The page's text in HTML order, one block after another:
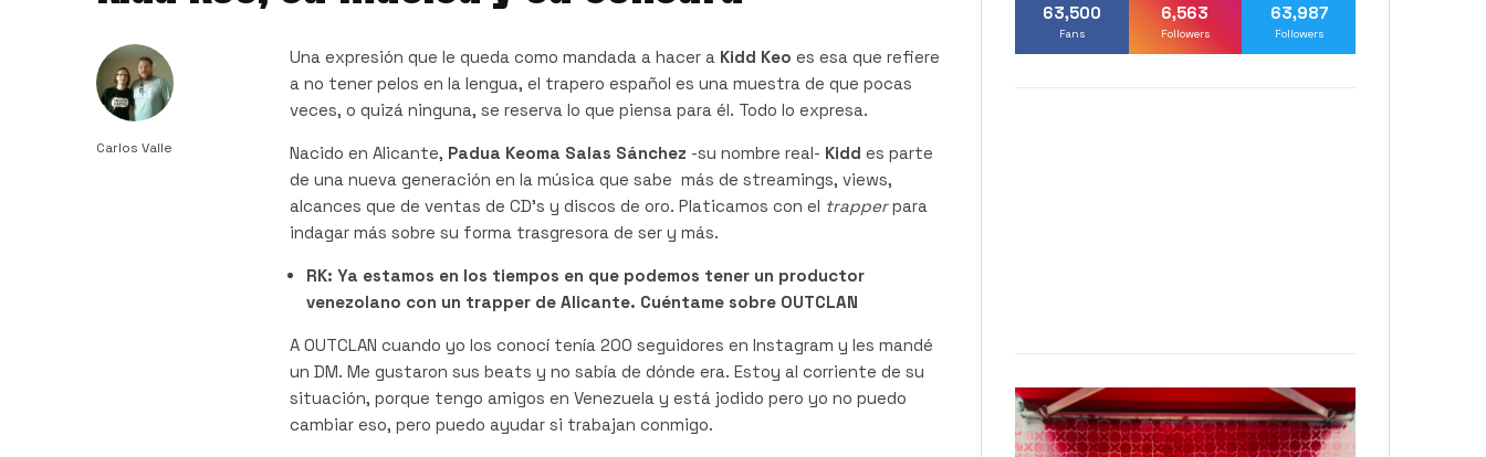
Carlos Valle
Una expresión que le queda como mandada a hacer a Kidd Keo es esa que refiere
a no tener pelos en la lengua, el trapero español es una muestra de que pocas
veces, o quizá ninguna, se reserva lo que piensa para él. Todo lo expresa.
Nacido en Alicante, Padua Keoma Salas Sánchez -su nombre real- Kidd es parte
de una nueva generación en la música que sabe más de streamings, views,
alcances que de ventas de CD’s y discos de oro. Platicamos con el trapperpara
indagar más sobre su forma trasgresora de ser y más.
RK: Ya estamos en los tiempos en que podemos tener un productor
venezolano con un trapper de Alicante. Cuéntame sobre OUTCLAN
A OUTCLAN cuando yo los conocí tenía 200 seguidores en Instagram y les mandé
un DM. Me gustaron sus beats y no sabía de dónde era. Estoy al corriente de su
situación, porque tengo amigos en Venezuela y está jodido pero yo no puedo
cambiar eso, pero puedo ayudar si trabajan conmigo.
63,500
Fans
6,563
Followers
63,987
Followers